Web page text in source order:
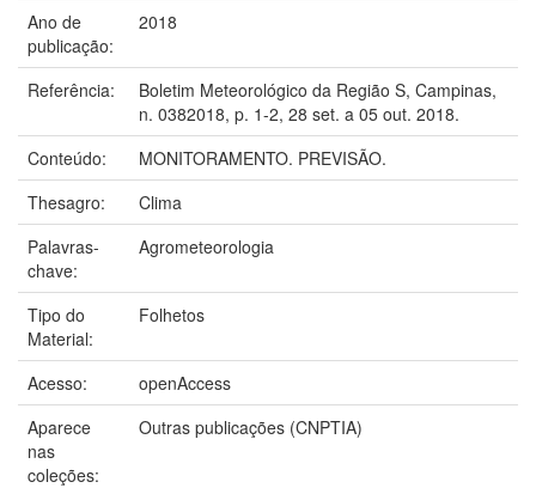
Ano de
publicação:
2018
Referência:
Boletim Meteorológico da Região S, Campinas,
n. 0382018, p. 1-2, 28 set. a 05 out. 2018.
Conteúdo:
MONITORAMENTO. PREVISÃO.
Thesagro:
Clima
Palavras-
chave:
Agrometeorologia
Tipo do
Material:
Folhetos
Acesso:
openAccess
Aparece
nas
coleções:
Outras publicações (CNPTIA)